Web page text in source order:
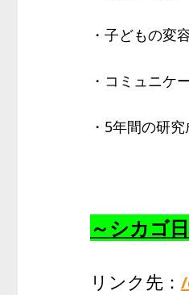
・子どもの変
・コミュニケ
・5年間の研
～シカゴ
リンク先：